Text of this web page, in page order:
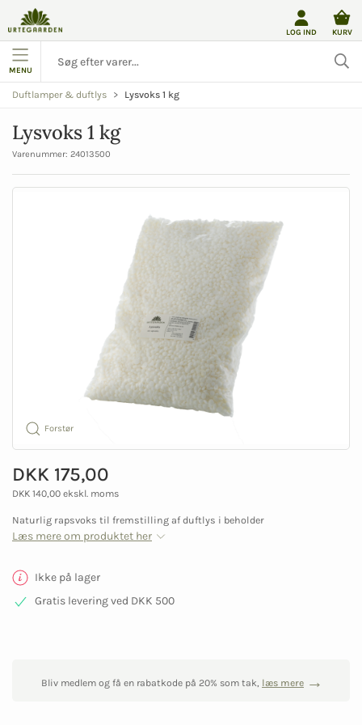
LOG IND KURV
MENU
Duftlamper & duftlys Lysvoks 1 kg
Lysvoks 1 kg
Varenummer: 24013500
Forstør
DKK 175,00
DKK 140,00 ekskl. moms
Naturlig rapsvoks til fremstilling af duftlys i beholder
Læs mere om produktet her
Ikke på lager
Gratis levering ved DKK 500
Bliv medlem og få en rabatkode på 20% som tak, læs mere